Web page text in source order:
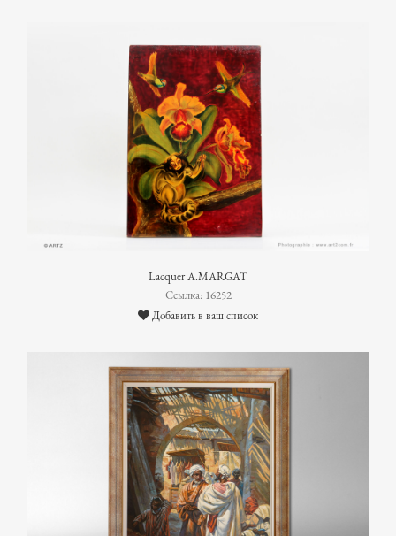
Lacquer A.MARGAT
Ссылка: 16252
Добавить в ваш список